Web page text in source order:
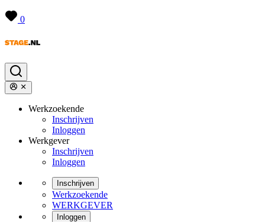
0
Werkzoekende
Inschrijven
Inloggen
Werkgever
Inschrijven
Inloggen
Inschrijven
Werkzoekende
WERKGEVER
Inloggen